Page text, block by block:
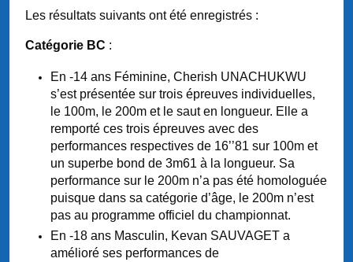
Les résultats suivants ont été enregistrés :
Catégorie BC :
En -14 ans Féminine, Cherish UNACHUKWU
s’est présentée sur trois épreuves individuelles,
le 100m, le 200m et le saut en longueur. Elle a
remporté ces trois épreuves avec des
performances respectives de 16’’81 sur 100m et
un superbe bond de 3m61 à la longueur. Sa
performance sur le 200m n’a pas été homologuée
puisque dans sa catégorie d’âge, le 200m n’est
pas au programme officiel du championnat.
En -18 ans Masculin, Kevan SAUVAGET a
amélioré ses performances de